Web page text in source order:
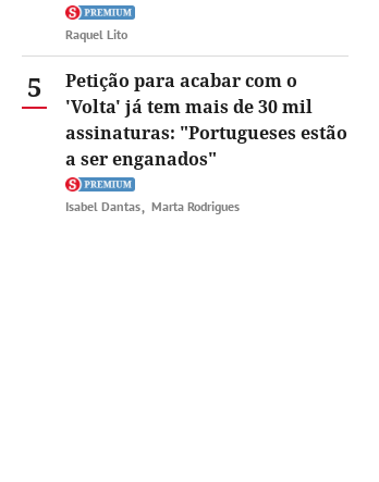
Raquel Lito
5
Petição para acabar com o
'Volta' já tem mais de 30 mil
assinaturas: "Portugueses estão
a ser enganados"
Isabel Dantas Marta Rodrigues